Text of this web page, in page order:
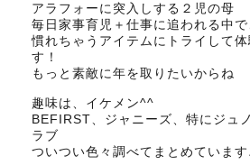
アラフォーに突入しする２児の母
毎日家事育児＋仕事に追われる中
慣れちゃうアイテムにトライして
す！
もっと素敵に年を取りたいからね
趣味は、イケメン^^
BEFIRST、ジャニーズ、特にジュ
ラブ
ついつい色々調べてまとめています